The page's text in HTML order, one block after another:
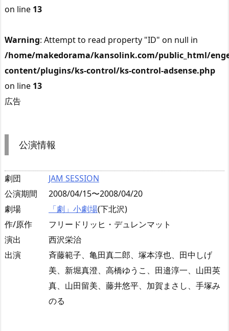
on line 13
Warning: Attempt to read property "ID" on null in
/home/makedorama/kansolink.com/public_html/
content/plugins/ks-control/ks-control-adsense.php
on line 13
広告
公演情報
劇団
JAM SESSION
公演期間
2008/04/15〜2008/04/20
劇場
「劇」小劇場(下北沢)
作/原作
フリードリッヒ・デュレンマット
演出
西沢栄治
出演
斉藤範子、亀田真二郎、塚本淳也、田中しげ
美、新堀真澄、高橋ゆうこ、田邉淳一、山田英
真、山田留美、藤井悠平、加賀まさし、手塚み
のる